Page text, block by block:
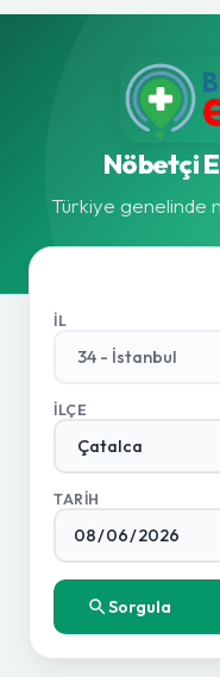
Nöbetçi
Türkiye genelinde
İL
İLÇE
TARIH
Sorgula